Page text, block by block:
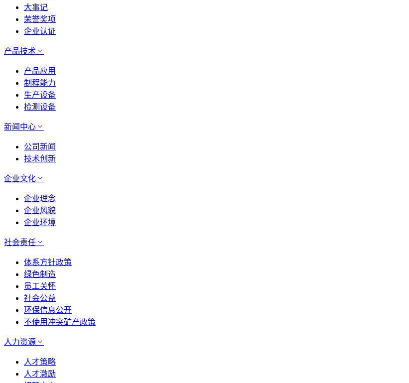
大事记
荣誉奖项
企业认证
产品技术
产品应用
制程能力
生产设备
检测设备
新闻中心
公司新闻
技术创新
企业文化
企业理念
企业风貌
企业环境
社会责任
体系方针政策
绿色制造
员工关怀
社会公益
环保信息公开
不使用冲突矿产政策
人力资源
人才策略
人才激励